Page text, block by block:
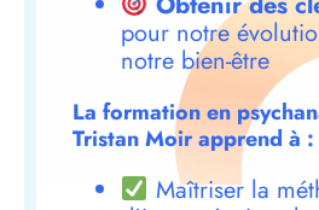
pour notre
notre bien-être
La formation en
Tristan Moir apprend à :
Maîtriser la